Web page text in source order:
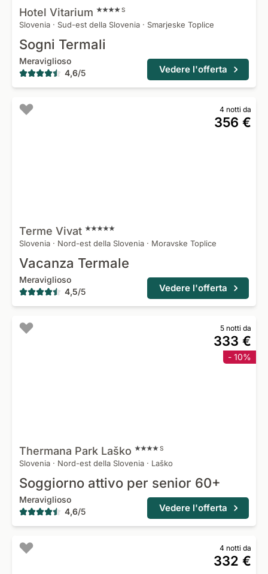
Hotel Vitarium S
Slovenia · Sud-est della Slovenia · Smarjeske Toplice
Sogni Termali
Meraviglioso
4,6/5 Vedere l'offerta
4 notti da
356 €
Terme Vivat
Slovenia · Nord-est della Slovenia · Moravske Toplice
Vacanza Termale
Meraviglioso
4,5/5 Vedere l'offerta
5 notti da
333 €
- 10%
Thermana Park Laško S
Slovenia · Nord-est della Slovenia · Laško
Soggiorno attivo per senior 60+
Meraviglioso
4,6/5 Vedere l'offerta
4 notti da
332 €